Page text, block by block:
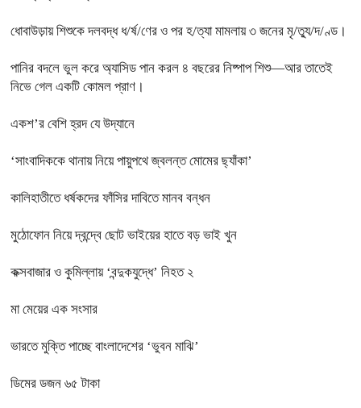
ধোবাউড়ায় শিশুকে দলবদ্ধ ধ/র্ষ/ণের ও পর হ/ত্যা মামলায় ৩ জনের মৃ/ত্যু/দ/ণ্ড।
পানির বদলে ভুল করে অ্যাসিড পান করল ৪ বছরের নিষ্পাপ শিশু—আর তাতেই
নিভে গেল একটি কোমল প্রাণ।
একশ’র বেশি হ্রদ যে উদ্যানে
‘সাংবাদিককে থানায় নিয়ে পায়ুপথে জ্বলন্ত মোমের ছ্যাঁকা’
কালিহাতীতে ধর্ষকদের ফাঁসির দাবিতে মানব বন্ধন
মুঠোফোন নিয়ে দ্বন্দ্বে ছোট ভাইয়ের হাতে বড় ভাই খুন
কক্সবাজার ও কুমিল্লায় ‘বন্দুকযুদ্ধে’ নিহত ২
মা মেয়ের এক সংসার
ভারতে মুক্তি পাচ্ছে বাংলাদেশের ‘ভুবন মাঝি’
ডিমের ডজন ৬৫ টাকা